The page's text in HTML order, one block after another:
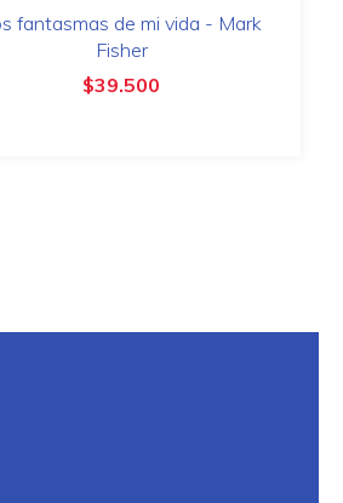
fantasmas de mi vida - Mark
Fisher
$39.500